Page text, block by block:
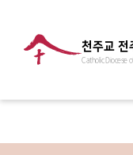
천주교 전
Catholic Diocese